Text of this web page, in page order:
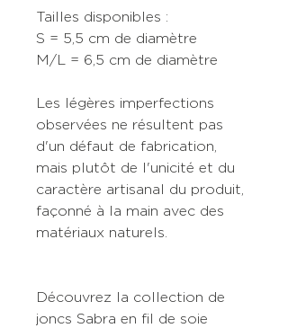
Tailles disponibles :
S = 5,5 cm de diamètre
M/L = 6,5 cm de diamètre
Les légères imperfections
observées ne résultent pas
d'un défaut de fabrication,
mais plutôt de l'unicité et du
caractère artisanal du produit,
façonné à la main avec des
matériaux naturels.
Découvrez la collection de
joncs Sabra en fil de soie